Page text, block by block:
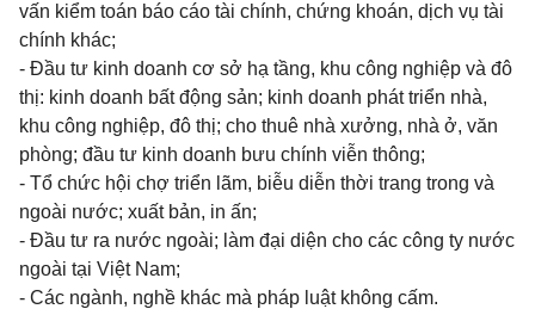
vấn kiểm toán báo cáo tài chính, chứng khoán, dịch vụ tài
chính khác;
- Đầu tư kinh doanh cơ sở hạ tầng, khu công nghiệp và đô
thị: kinh doanh bất động sản; kinh doanh phát triển nhà,
khu công nghiệp, đô thị; cho thuê nhà xưởng, nhà ở, văn
phòng; đầu tư kinh doanh bưu chính viễn thông;
- Tổ chức hội chợ triển lãm, biễu diễn thời trang trong và
ngoài nước; xuất bản, in ấn;
- Đầu tư ra nước ngoài; làm đại diện cho các công ty nước
ngoài tại Việt Nam;
- Các ngành, nghề khác mà pháp luật không cấm.